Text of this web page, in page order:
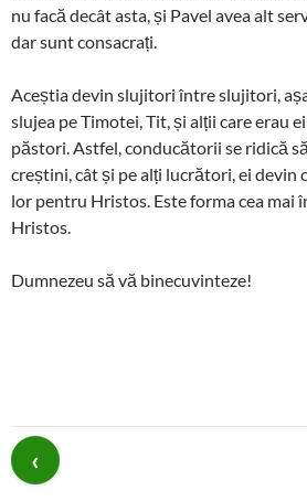
nu facă decât asta, și Pavel avea alt
dar sunt consacrați.
Aceștia devin slujitori între slujitori,
slujea pe Timotei, Tit, și alții care erau
păstori. Astfel, conducătorii se ridică
creștini, cât și pe alți lucrători, ei devin
lor pentru Hristos. Este forma cea mai
Hristos.
Dumnezeu să vă binecuvinteze!
Post
navigation